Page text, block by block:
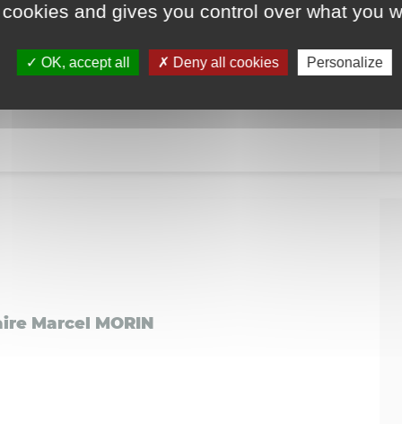
Marcel MORIN
and gives you control over what you
OK, accept all Deny all cookies Personalize